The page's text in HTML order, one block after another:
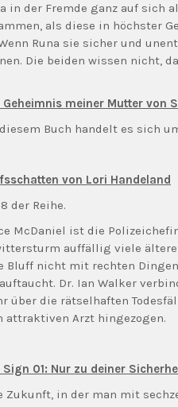
in der Fremde ganz auf
als diese in höchster
Runa sie sicher und
Die beiden wissen nicht,
Geheimnis meiner Mutter von
Buch handelt es sich
von Lori Handeland
der Reihe.
McDaniel ist die
auffällig viele
Bluff nicht mit rechten
Dr. Ian Walker
über die rätselhaften
attraktiven Arzt hingezogen.
Sign 01: Nur zu deiner
Zukunft, in der man mit